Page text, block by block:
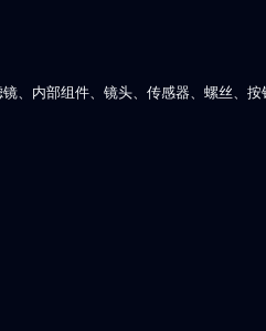
部组件、镜头、传感器、螺丝、按